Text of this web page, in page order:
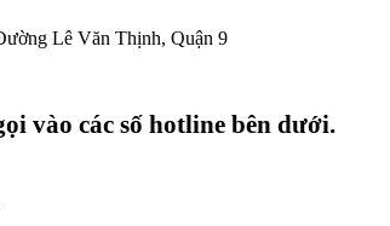
Lê Văn Thịnh, Quận 9
vào các số hotline bên dưới.